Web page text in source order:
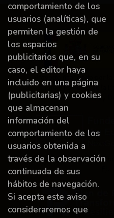
Proyecto financiado por
Libro y Fomento de la
Cultura y
Financiado por la Unión
comportamiento de los
usuarios (analíticas), que
permiten la gestión de
los espacios
publicitarios que, en su
caso, el editor haya
incluido en una página
(publicitarias) y cookies
que almacenan
información del
comportamiento de los
usuarios obtenida a
través de la observación
continuada de sus
hábitos de navegación.
Si acepta este aviso
consideraremos que